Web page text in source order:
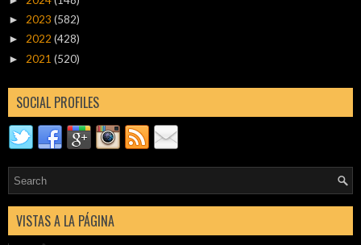
► 2023 (582)
► 2022 (428)
► 2021 (520)
SOCIAL PROFILES
VISTAS A LA PÁGINA